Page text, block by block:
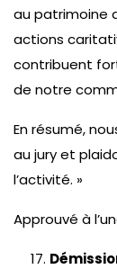
au patrimoine
actions
contribuent
de notre
En résumé,
au jury et
l’activité. »
Approuvé à